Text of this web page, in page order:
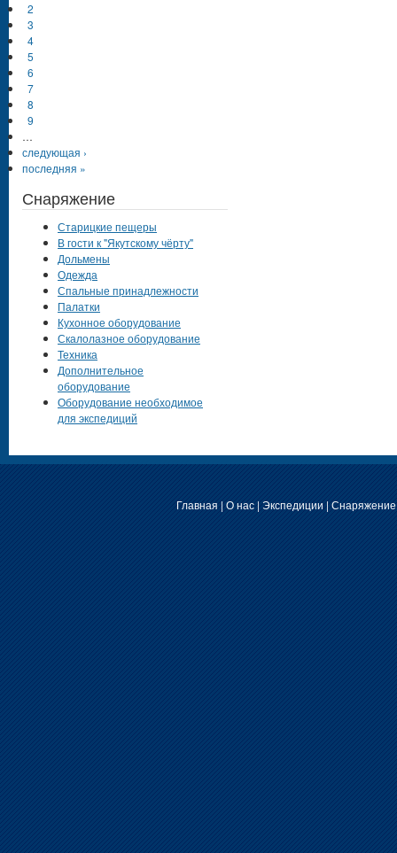
2
3
4
5
6
7
8
9
…
следующая ›
последняя »
Снаряжение
Старицкие пещеры
В гости к "Якутскому чёрту"
Дольмены
Одежда
Спальные принадлежности
Палатки
Кухонное оборудование
Скалолазное оборудование
Техника
Дополнительное
оборудование
Оборудование необходимое
для экспедиций
Главная | О нас| Экспедиции | Снаряжение